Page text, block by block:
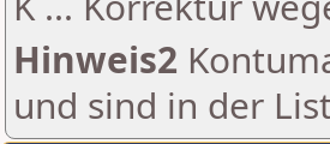
Hinweis2
und sind in der